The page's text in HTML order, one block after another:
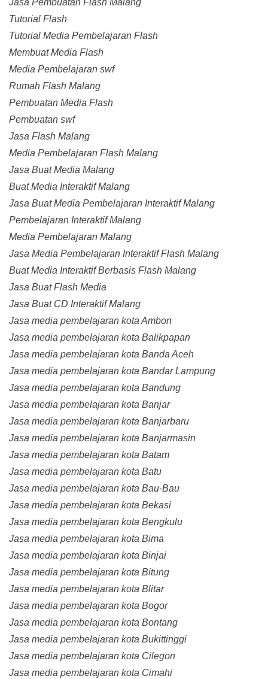
Jasa Pembuatan Flash Malang
Tutorial Flash
Tutorial Media Pembelajaran Flash
Membuat Media Flash
Media Pembelajaran swf
Rumah Flash Malang
Pembuatan Media Flash
Pembuatan swf
Jasa Flash Malang
Media Pembelajaran Flash Malang
Jasa Buat Media Malang
Buat Media Interaktif Malang
Jasa Buat Media Pembelajaran Interaktif Malang
Pembelajaran Interaktif Malang
Media Pembelajaran Malang
Jasa Media Pembelajaran Interaktif Flash Malang
Buat Media Interaktif Berbasis Flash Malang
Jasa Buat Flash Media
Jasa Buat CD Interaktif Malang
Jasa media pembelajaran kota Ambon
Jasa media pembelajaran kota Balikpapan
Jasa media pembelajaran kota Banda Aceh
Jasa media pembelajaran kota Bandar Lampung
Jasa media pembelajaran kota Bandung
Jasa media pembelajaran kota Banjar
Jasa media pembelajaran kota Banjarbaru
Jasa media pembelajaran kota Banjarmasin
Jasa media pembelajaran kota Batam
Jasa media pembelajaran kota Batu
Jasa media pembelajaran kota Bau-Bau
Jasa media pembelajaran kota Bekasi
Jasa media pembelajaran kota Bengkulu
Jasa media pembelajaran kota Bima
Jasa media pembelajaran kota Binjai
Jasa media pembelajaran kota Bitung
Jasa media pembelajaran kota Blitar
Jasa media pembelajaran kota Bogor
Jasa media pembelajaran kota Bontang
Jasa media pembelajaran kota Bukittinggi
Jasa media pembelajaran kota Cilegon
Jasa media pembelajaran kota Cimahi